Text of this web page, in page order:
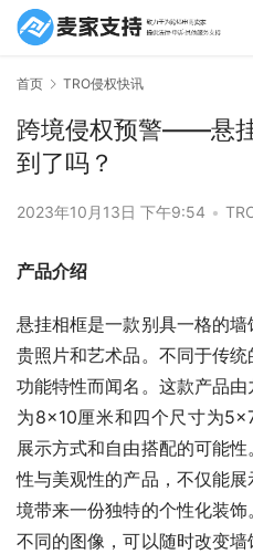
首页 TRO侵权快讯
跨境侵权预警——悬
到了吗？
2023年10月13日 下午9:54 •
产品介绍
悬挂相框是一款别具一格的
贵照片和艺术品。不同于传
功能特性而闻名。这款产品
为8×10厘米和四个尺寸为
展示方式和自由搭配的可能
性与美观性的产品，不仅能
境带来一份独特的个性化装
不同的图像，可以随时改变